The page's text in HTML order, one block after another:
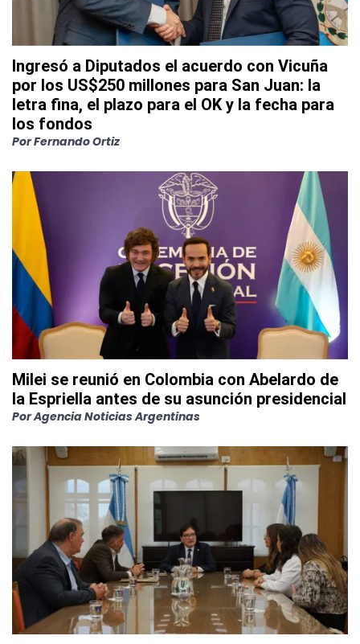
Ingresó a Diputados el acuerdo con Vicuña
por los US$250 millones para San Juan: la
letra fina, el plazo para el OK y la fecha para
los fondos
PorFernando Ortiz
Milei se reunió en Colombia con Abelardo de
la Espriella antes de su asunción presidencial
PorAgencia Noticias Argentinas